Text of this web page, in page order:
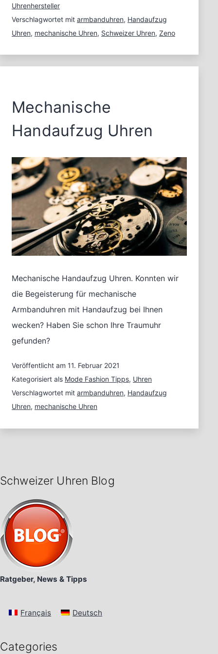
Uhrenhersteller
Verschlagwortet mit armbanduhren, Handaufzug
Uhren, mechanische Uhren, Schweizer Uhren, Zeno
Mechanische
Handaufzug Uhren
Mechanische Handaufzug Uhren. Konnten wir
die Begeisterung für mechanische
Armbanduhren mit Handaufzug bei Ihnen
wecken? Haben Sie schon Ihre Traumuhr
gefunden?
Veröffentlicht am 11. Februar 2021
Kategorisiert als Mode Fashion Tipps, Uhren
Verschlagwortet mit armbanduhren, Handaufzug
Uhren, mechanische Uhren
Schweizer Uhren Blog
Ratgeber, News & Tipps
Français Deutsch
Categories